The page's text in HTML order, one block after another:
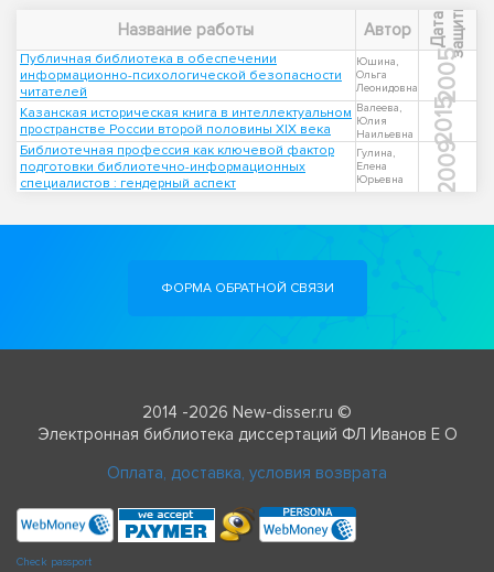
Название работы Автор Д
а
т
а
з
а
щ
и
т ы
Публичная библиотека в обеспечении
информационно-психологической безопасности
читателей
Юшина,
Ольга
Леонидовна
2005
Казанская историческая книга в интеллектуальном
пространстве России второй половины XIX века
Валеева,
Юлия
Наильевна
2015
Библиотечная профессия как ключевой фактор
подготовки библиотечно-информационных
специалистов : гендерный аспект
Гулина,
Елена
Юрьевна
2009
ФОРМА ОБРАТНОЙ СВЯЗИ
2014 -2026 New-disser.ru ©
Электронная библиотека диссертаций ФЛ Иванов Е О
Оплата, доставка, условия возврата
Check passport